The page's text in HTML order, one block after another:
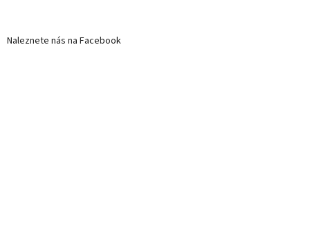
Naleznete nás na Facebook